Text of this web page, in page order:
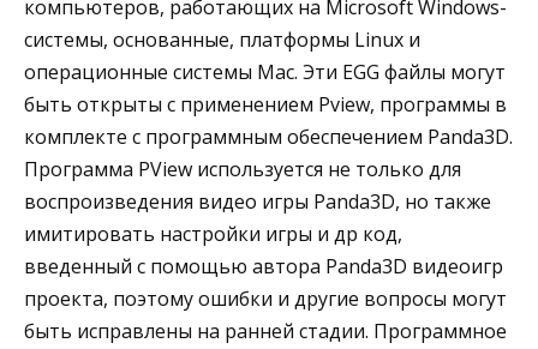
компьютеров, работающих на Microsoft Windows-
системы, основанные, платформы Linux и
операционные системы Mac. Эти EGG файлы могут
быть открыты с применением Pview, программы в
комплекте с программным обеспечением Panda3D.
Программа PView используется не только для
воспроизведения видео игры Panda3D, но также
имитировать настройки игры и др код,
введенный с помощью автора Panda3D видеоигр
проекта, поэтому ошибки и другие вопросы могут
быть исправлены на ранней стадии. Программное